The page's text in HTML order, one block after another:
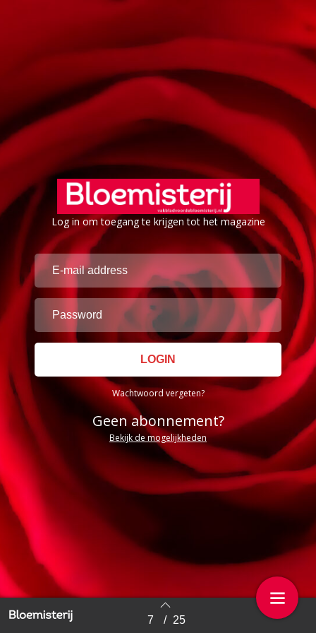
Back to index 7 / 25
Log in om toegang te krijgen tot het magazine
Wachtwoord vergeten?
Geen abonnement?
Bekijk de mogelijkheden